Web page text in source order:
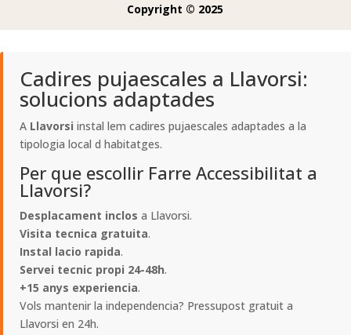
Copyright © 2025
Cadires pujaescales a Llavorsi:
solucions adaptades
A Llavorsi instal lem cadires pujaescales adaptades a la
tipologia local d habitatges.
Per que escollir Farre Accessibilitat a
Llavorsi?
Desplacament inclos a Llavorsi.
Visita tecnica gratuita.
Instal lacio rapida.
Servei tecnic propi 24-48h.
+15 anys experiencia.
Vols mantenir la independencia? Pressupost gratuit a
Llavorsi en 24h.